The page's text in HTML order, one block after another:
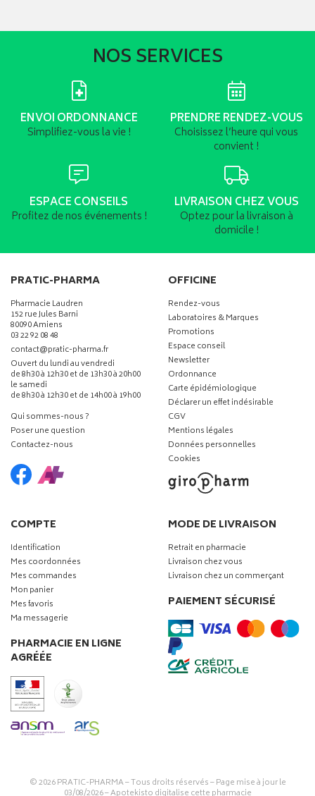
NOS SERVICES
ENVOI ORDONNANCE
Simplifiez-vous la vie !
PRENDRE RENDEZ-VOUS
Choisissez l’heure qui vous
convient !
ESPACE CONSEILS
Profitez de nos événements !
LIVRAISON CHEZ VOUS
Optez pour la livraison à
domicile !
PRATIC-PHARMA
Pharmacie Laudren
152 rue Jules Barni
80090 Amiens
03 22 92 08 48
contact-
@-
pratic-pharma.fr
Ouvert du lundi au vendredi
de 8h30 à 12h30 et de 13h30 à 20h00
le samedi
de 8h30 à 12h30 et de 14h00 à 19h00
Qui sommes-nous ?
Poser une question
Contactez-nous
OFFICINE
Rendez-vous
Laboratoires & Marques
Promotions
Espace conseil
Newsletter
Ordonnance
Carte épidémiologique
Déclarer un effet indésirable
CGV
Mentions légales
Données personnelles
Cookies
COMPTE
Identification
Mes coordonnées
Mes commandes
Mon panier
Mes favoris
Ma messagerie
PHARMACIE EN LIGNE
AGRÉÉE
MODE DE LIVRAISON
Retrait en pharmacie
Livraison chez vous
Livraison chez un commerçant
PAIEMENT SÉCURISÉ
© 2026PRATIC-PHARMA– Tous droits réservés – Page mise à jour le